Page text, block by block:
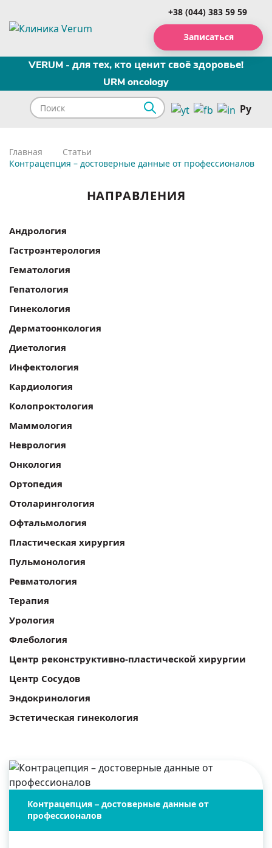
+38 (044) 383 59 59
Записаться
VERUM - для тех, кто ценит своё здоровье!
URM oncology
Ру
Главная
Статьи
Контрацепция – достоверные данные от профессионалов
НАПРАВЛЕНИЯ
Андрология
Гастроэнтерология
Гематология
Гепатология
Гинекология
Дерматоонкология
Диетология
Инфектология
Кардиология
Колопроктология
Маммология
Неврология
Онкология
Ортопедия
Отоларингология
Офтальмология
Пластическая хирургия
Пульмонология
Ревматология
Терапия
Урология
Флебология
Центр реконструктивно-пластической хирургии
Центр Сосудов
Эндокринология
Эстетическая гинекология
Контрацепция – достоверные данные от
профессионалов